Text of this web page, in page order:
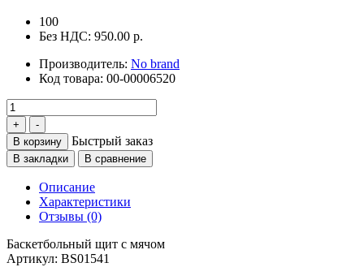
100
Без НДС: 950.00 р.
Производитель: No brand
Код товара: 00-00006520
В корзину Быстрый заказ
В закладки В сравнение
Описание
Характеристики
Отзывы (0)
Баскетбольный щит с мячом
Артикул: BS01541